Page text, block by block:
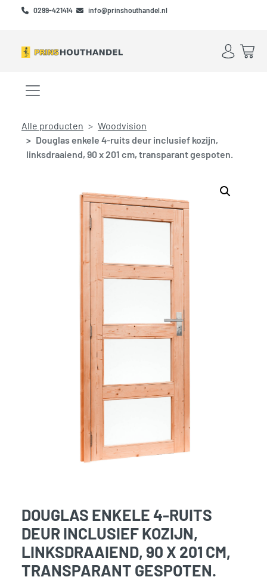
Skip to main content
Skip to footer
0299-421414 info@prinshouthandel.nl
Account
Menu openen/sluiten
Alle producten
Woodvision
Douglas enkele 4-ruits deur inclusief kozijn,
linksdraaiend, 90 x 201 cm, transparant gespoten.
DOUGLAS ENKELE 4-RUITS
DEUR INCLUSIEF KOZIJN,
LINKSDRAAIEND, 90 X 201 CM,
TRANSPARANT GESPOTEN.